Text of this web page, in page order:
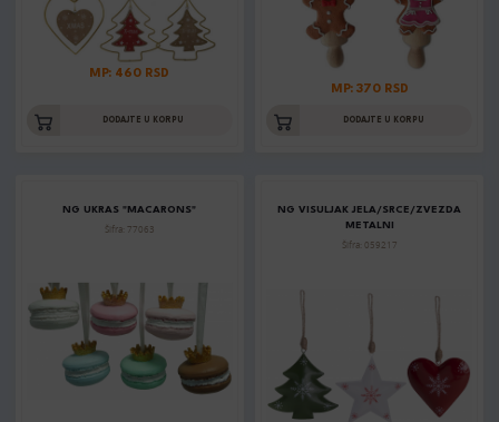
MP: 460 RSD
DODAJTE U KORPU
MP: 370 RSD
DODAJTE U KORPU
NG UKRAS "MACARONS"
Šifra: 77063
NG VISULJAK JELA/SRCE/ZVEZDA
METALNI
Šifra: 059217